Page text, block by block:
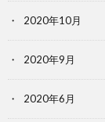
2020年10月
2020年9月
2020年6月